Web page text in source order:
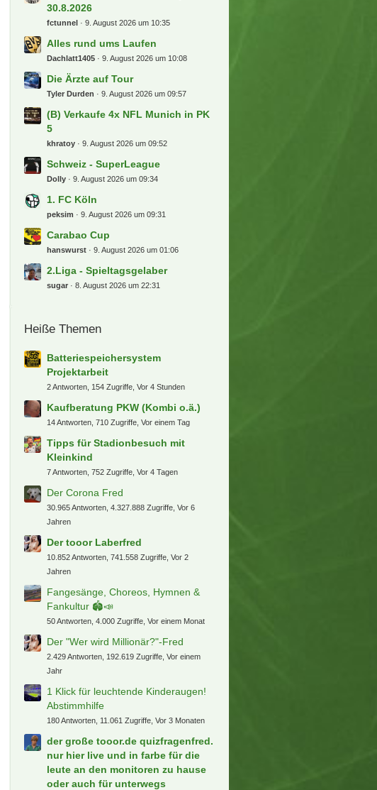
30.8.2026
fctunnel 9. August 2026 um 10:35
Alles rund ums Laufen
Dachlatt1405 9. August 2026 um 10:08
Die Ärzte auf Tour
Tyler Durden 9. August 2026 um 09:57
(B) Verkaufe 4x NFL Munich in PK
5
khratoy 9. August 2026 um 09:52
Schweiz - SuperLeague
Dolly 9. August 2026 um 09:34
1. FC Köln
peksim 9. August 2026 um 09:31
Carabao Cup
hanswurst 9. August 2026 um 01:06
2.Liga - Spieltagsgelaber
sugar 8. August 2026 um 22:31
Heiße Themen
Batteriespeichersystem
Projektarbeit
2 Antworten, 154 Zugriffe, Vor 4 Stunden
Kaufberatung PKW (Kombi o.ä.)
14 Antworten, 710 Zugriffe, Vor einem Tag
Tipps für Stadionbesuch mit
Kleinkind
7 Antworten, 752 Zugriffe, Vor 4 Tagen
Der Corona Fred
30.965 Antworten, 4.327.888 Zugriffe, Vor 6
Jahren
Der tooor Laberfred
10.852 Antworten, 741.558 Zugriffe, Vor 2
Jahren
Fangesänge, Choreos, Hymnen &
Fankultur 🏟️📣
50 Antworten, 4.000 Zugriffe, Vor einem Monat
Der "Wer wird Millionär?"-Fred
2.429 Antworten, 192.619 Zugriffe, Vor einem
Jahr
1 Klick für leuchtende Kinderaugen!
Abstimmhilfe
180 Antworten, 11.061 Zugriffe, Vor 3 Monaten
der große tooor.de quizfragenfred.
nur hier live und in farbe für die
leute an den monitoren zu hause
oder auch für unterwegs